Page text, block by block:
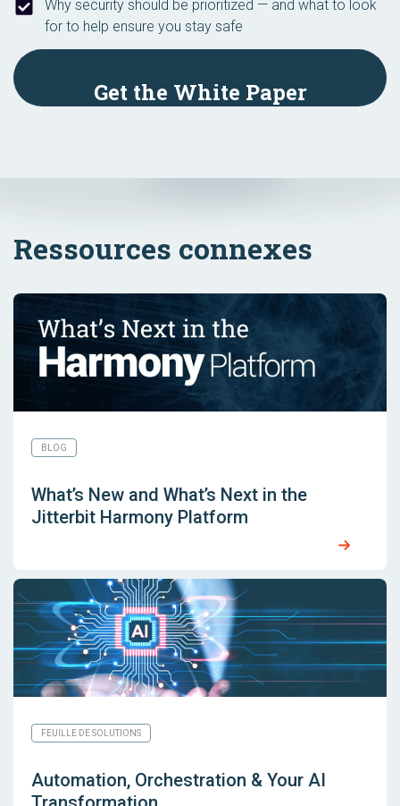
Why security should be prioritized — and what to look
for to help ensure you stay safe
Get the White Paper
Ressources connexes
BLOG
What’s New and What’s Next in the
Jitterbit Harmony Platform
FEUILLE DE SOLUTIONS
Automation, Orchestration & Your AI